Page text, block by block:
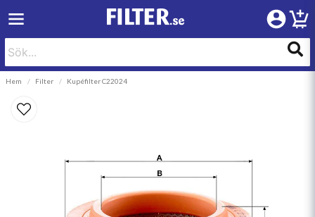
Hem Filter Kupéfilter C22024